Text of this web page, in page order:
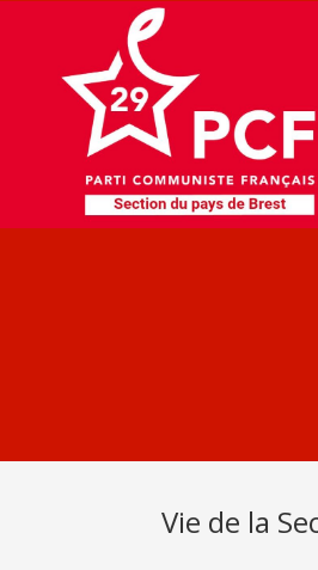
Vie de la